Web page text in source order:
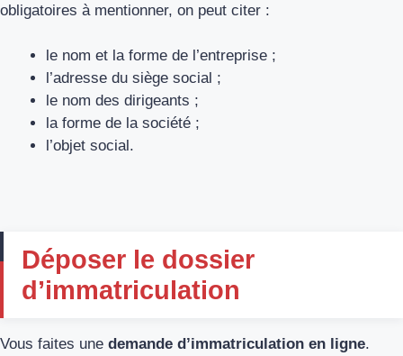
obligatoires à mentionner, on peut citer :
le nom et la forme de l’entreprise ;
l’adresse du siège social ;
le nom des dirigeants ;
la forme de la société ;
l’objet social.
Déposer le dossier
d’immatriculation
Vous faites une demande d’immatriculation en ligne.